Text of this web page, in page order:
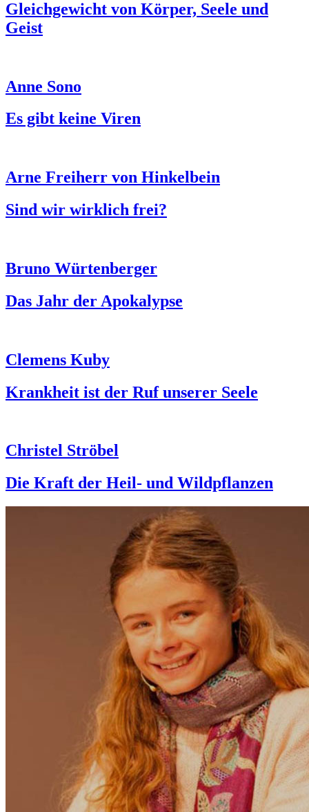
Gleichgewicht von Körper, Seele und
Geist
Anne Sono
Es gibt keine Viren
Arne Freiherr von Hinkelbein
Sind wir wirklich frei?
Bruno Würtenberger
Das Jahr der Apokalypse
Clemens Kuby
Krankheit ist der Ruf unserer Seele
Christel Ströbel
Die Kraft der Heil- und Wildpflanzen